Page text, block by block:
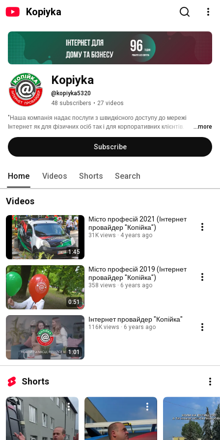
Kopiyka
Kopiyka
@kopiyka5320
48 subscribers • 27 videos
"Наша компанія надає послуги з швидкісного доступу до мережі
Інтернет як для фізичних осіб так і для корпоративних клієнтів.
Перевагою є використання найсучасніших технологій, які дозволять
забезпечити якісний та надійний зв'язок."
...more
Subscribe
Home Videos Shorts Search
Videos
1:45
Місто професій 2021 (Інтернет
провайдер "Копійка")
31K views 4 years ago
0:51
Місто професій 2019 (Інтернет
провайдер "Копійка")
358 views 6 years ago
1:01
Інтернет провайдер "Копійка"
116K views 6 years ago
Shorts